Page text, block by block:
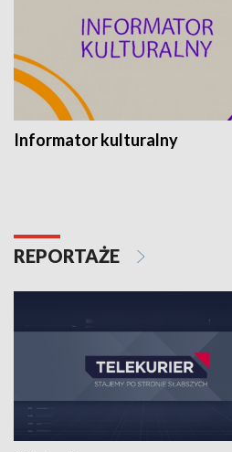
Informator kulturalny
REPORTAŻE